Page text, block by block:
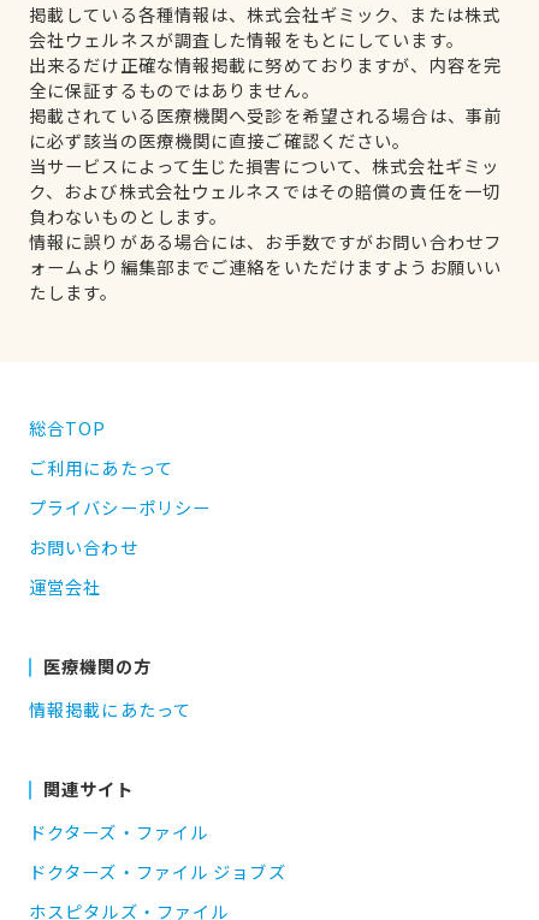
掲載している各種情報は、株式会社ギミック、または株式
会社ウェルネスが調査した情報をもとにしています。
出来るだけ正確な情報掲載に努めておりますが、内容を完
全に保証するものではありません。
掲載されている医療機関へ受診を希望される場合は、事前
に必ず該当の医療機関に直接ご確認ください。
当サービスによって生じた損害について、株式会社ギミッ
ク、および株式会社ウェルネスではその賠償の責任を一切
負わないものとします。
情報に誤りがある場合には、お手数ですがお問い合わせフ
ォームより編集部までご連絡をいただけますようお願いい
たします。
総合TOP
ご利用にあたって
プライバシーポリシー
お問い合わせ
運営会社
医療機関の方
情報掲載にあたって
関連サイト
ドクターズ・ファイル
ドクターズ・ファイル ジョブズ
ホスピタルズ・ファイル